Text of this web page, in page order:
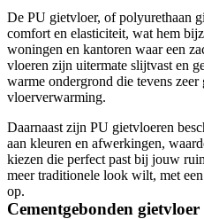
De PU gietvloer, of polyurethaan
comfort en elasticiteit, wat hem
woningen en kantoren waar een
vloeren zijn uitermate slijtvast en
warme ondergrond die tevens
vloerverwarming.
Daarnaast zijn PU gietvloeren
aan kleuren en afwerkingen,
kiezen die perfect past bij jouw
meer traditionele look wilt, met
op.
Cementgebonden